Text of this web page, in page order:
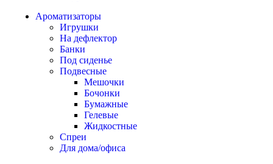
Ароматизаторы
Игрушки
На дефлектор
Банки
Под сиденье
Подвесные
Мешочки
Бочонки
Бумажные
Гелевые
Жидкостные
Спреи
Для дома/офиса